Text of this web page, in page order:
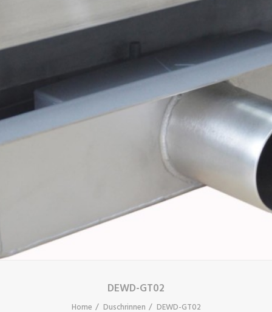
DEWD-GT02
Home Duschrinnen DEWD-GT02